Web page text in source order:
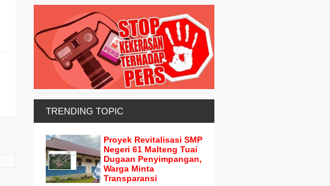
TRENDING TOPIC
Proyek Revitalisasi SMP
Negeri 61 Malteng Tuai
Dugaan Penyimpangan,
Warga Minta
Transparansi